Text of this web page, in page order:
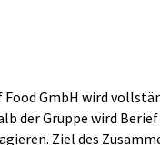
GmbH wird
der Gruppe wird
Ziel des